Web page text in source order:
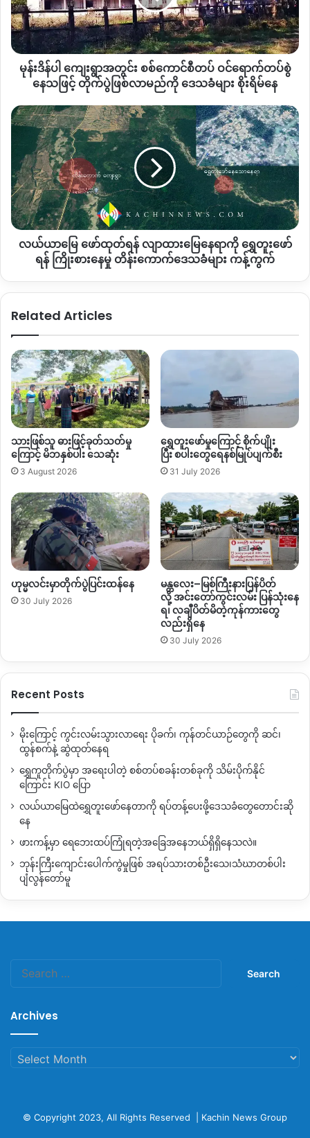
သို့ဖြစ်ပါ၍ ဒီလို သတင်းခေါင်းစဥ်အမှားများဖြင့် Youtubeဗီဒီယို
များဖန်တီးဖြန့်ဝေနေကြသောYoutube Channelများကို
သတိထားရမည်ဖြစ်ပြီး ကြည်ရှုသူတွေအနေနဲ့ နေ့စဥ်သတင်းများကို
ဖတ်ရှုသောအခါ ဒေသတွင်း သတင်းမီဒီယာများမှ ဖော်ပြသော
သတင်းများကိုသာ ယုံကြည်သင့်ပါသည်။
Copy URL
ကောင်စီ
တပ်
ဝင်
ရောက်‌တပ်
သဖြင့် တိုက်ပွဲ
ဖြစ်လာ
မည်
ကို ဒေသခံ
များ စိုးရိမ်
နေ
မုန်းဒိန်ပါ ကျေးရွာအတွင်း စစ်ကောင်စီတပ် ဝင်ရောက်‌တပ်စွဲ
နေသဖြင့် တိုက်ပွဲဖြစ်လာမည်ကို ဒေသခံများ စိုးရိမ်နေ
လယ်ယာ
မြေ
ဖော်ထုတ်
လျာထား
မြေ
နေရာ
ကို
ရွှေ
တူး
မှု
ဒေသခံ
များ
ကန့်ကွက်
လယ်ယာမြေ ဖော်ထုတ်ရန် လျာထားမြေနေရာကို ရွှေတူးဖော်
ရန် ကြိုးစားနေမှု တိန်းကောက်ဒေသခံများ ကန့်ကွက်
Related Articles
သားဖြစ်သူ ဓားဖြင့်ခုတ်သတ်မှု
ကြောင့် မိဘနှစ်ပါး သေဆုံး
3 August 2026
ရွှေတူးဖော်မှုကြောင့် စိုက်ပျိုး
ပြီး စပါးတွေရေနစ်မြုပ်ပျက်စီး
31 July 2026
ဟုမ္မလင်းမှာတိုက်ပွဲပြင်းထန်နေ
30 July 2026
မန္တလေး–မြစ်ကြီးနားပြန်ပိတ်
လို့ အင်းတော်ကွင်းလမ်း ပြန်သုံးနေ
ရ၊ လချီပိတ်မိတဲ့ကုန်ကားတွေ
လည်းရှိနေ
30 July 2026
Recent Posts
မိုးကြောင့် ကွင်းလမ်းသွားလာရေး ပိုခက်၊ ကုန်တင်ယာဉ်တွေကို ဆင်၊
ထွန်စက်နဲ့ ဆွဲထုတ်နေရ
ရွှေကူတိုက်ပွဲမှာ အရေးပါတဲ့ စစ်တပ်စခန်းတစ်ခုကို သိမ်းပိုက်နိုင်
ကြောင်း KIO ပြော
လယ်ယာမြေထဲရွှေတူးဖော်နေတာကို ရပ်တန့်ပေးဖို့ဒေသခံတွေတောင်းဆို
နေ
ဖားကန့်မှာ ရေဘေးထပ်ကြုံရတဲ့အခြေအနေဘယ်ရှိရှိနေသလဲ။
ဘုန်းကြီးကျောင်းပေါက်ကွဲမှုဖြစ် အရပ်သားတစ်ဦးသေ၊သံဃာတစ်ပါး
ပျံလွန်တော်မူ
Archives
Archives
© Copyright 2023, All Rights Reserved | Kachin News Group